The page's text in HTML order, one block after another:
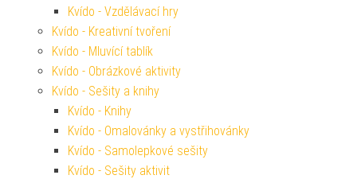
Kvído - Vzdělávací hry
Kvído - Kreativní tvoření
Kvído - Mluvící tablík
Kvído - Obrázkové aktivity
Kvído - Sešity a knihy
Kvído - Knihy
Kvído - Omalovánky a vystřihovánky
Kvído - Samolepkové sešity
Kvído - Sešity aktivit